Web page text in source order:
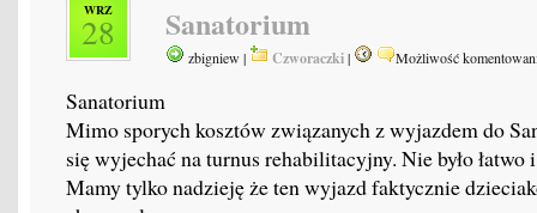
WRZ
28 Sanatorium
zbigniew | Czworaczki| Możliwość
Sanatorium
Mimo sporych kosztów związanych z wyjazdem do
się wyjechać na turnus rehabilitacyjny. Nie było łatwo
Mamy tylko nadzieję że ten wyjazd faktycznie